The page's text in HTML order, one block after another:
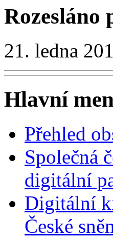
Rozesláno
21. ledna
Hlavní
Přehled
Společná
digitální
Digitální
České